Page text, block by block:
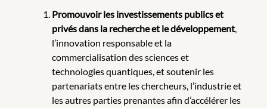
Promouvoir les investissements publics et
privés dans la recherche et le développement,
l’innovation responsable et la
commercialisation des sciences et
technologies quantiques, et soutenir les
partenariats entre les chercheurs, l’industrie et
les autres parties prenantes afin d’accélérer les